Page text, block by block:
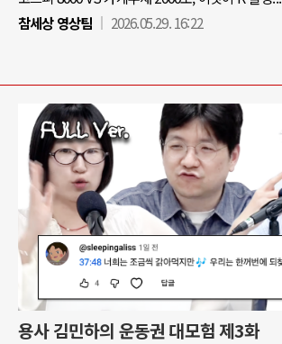
참세상 영상팀
2026.05.29. 16:22
용사 김민하의 운동권 대모험 제3화